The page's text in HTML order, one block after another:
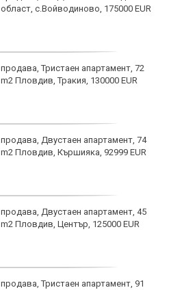
област, с.Войводиново, 175000 EUR
продава, Тристаен апартамент, 72
m2 Пловдив, Тракия, 130000 EUR
продава, Двустаен апартамент, 74
m2 Пловдив, Кършияка, 92999 EUR
продава, Двустаен апартамент, 45
m2 Пловдив, Център, 125000 EUR
продава, Тристаен апартамент, 91